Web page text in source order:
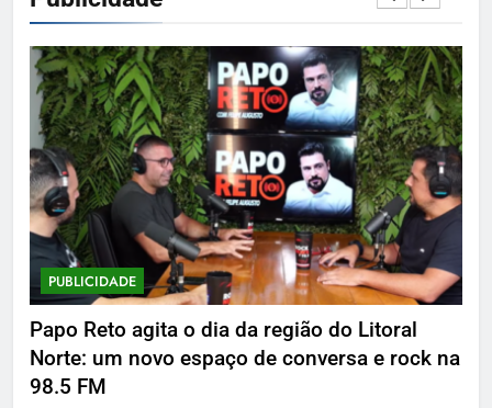
PUBLICIDADE
Papo Reto agita o dia da região do Litoral
Norte: um novo espaço de conversa e rock na
98.5 FM